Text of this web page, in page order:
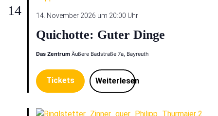
14
14. November 2026 um 20:00 Uhr
Quichotte: Guter Dinge
Das Zentrum Äußere Badstraße 7a, Bayreuth
Tickets Weiterlesen